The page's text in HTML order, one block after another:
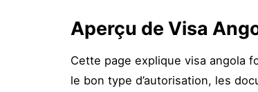
Aperçu de Visa
Cette page explique visa angola
le bon type d’autorisation, les